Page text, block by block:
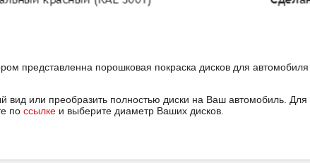
представленна порошковая покраска дисков для
или преобразить полностью диски на Ваш автомобиль. Для
по ссылке и выберите диаметр Ваших дисков.